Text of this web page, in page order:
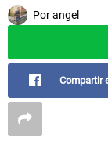
Porangel
Compartir